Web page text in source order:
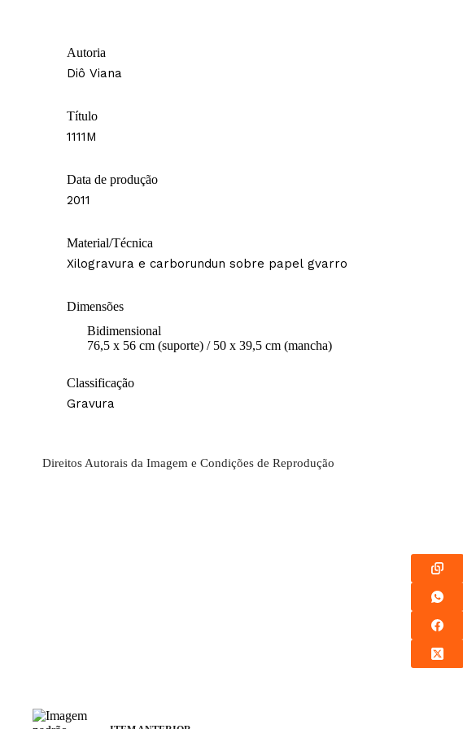
Autoria
Diô Viana
Título
1111M
Data de produção
2011
Material/Técnica
Xilogravura e carborundun sobre papel gvarro
Dimensões
Bidimensional
76,5 x 56 cm (suporte) / 50 x 39,5 cm (mancha)
Classificação
Gravura
Direitos Autorais da Imagem e Condições de Reprodução